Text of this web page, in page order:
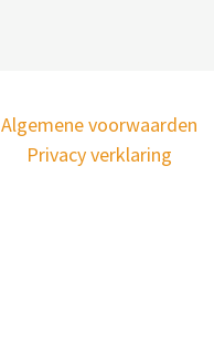
Algemene voorwaarden
Privacy verklaring